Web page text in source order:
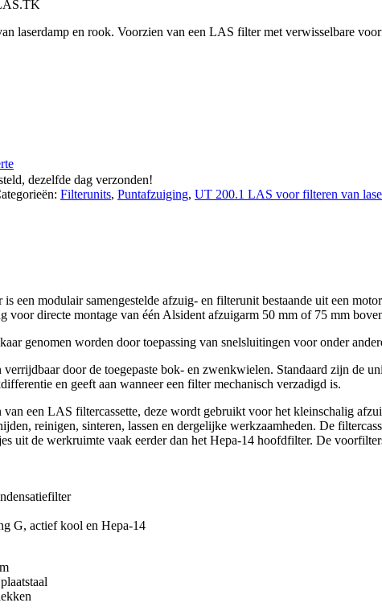
laserdamp en rook. Voorzien van een LAS filter met verwisselbare
dezelfde dag verzonden!
Filterunits, Puntafzuiging, UT 200.1 LAS voor filteren van
modulair samengestelde afzuig- en filterunit bestaande uit een
voor directe montage van één Alsident afzuigarm 50 mm of 75 mm
genomen worden door toepassing van snelsluitingen voor onder
door de toegepaste bok- en zwenkwielen. Standaard zijn de
en geeft aan wanneer een filter mechanisch verzadigd is.
een LAS filtercassette, deze wordt gebruikt voor het kleinschalig
reinigen, sinteren, lassen en dergelijke werkzaamheden. De
uit de werkruimte vaak eerder dan het Hepa-14 hoofdfilter. De
G, actief kool en Hepa-14